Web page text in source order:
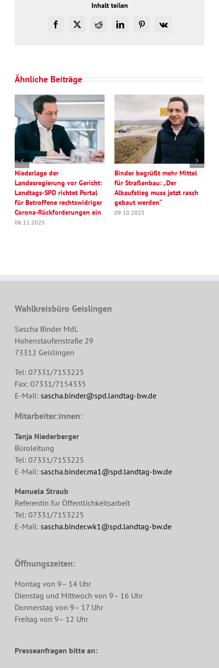
Inhalt teilen
Facebook
X RedditLinkedInPinterest
Vk
Ähnliche Beiträge
Niederlage der
Landesregierung vor Gericht:
Landtags-SPD richtet Portal
für Betroffene rechtswidriger
Corona-Rückforderungen ein
06.11.2025
Binder begrüßt mehr Mittel
für Straßenbau: „Der
Albaufstieg muss jetzt rasch
gebaut werden“
09.10.2025
Wahlkreisbüro Geislingen
Sascha Binder MdL
Hohenstaufenstraße 29
73312 Geislingen
Tel: 07331/7153225
Fax: 07331/7154335
E-Mail: sascha.binder@spd.landtag-bw.de
Mitarbeiter:innen:
Tanja Niederberger
Büroleitung
Tel: 07331/7153225
E-Mail: sascha.binder.ma1@spd.landtag-bw.de
Manuela Straub
Referentin für Öffentlichkeitsarbeit
Tel: 07331/7153225
E-Mail: sascha.binder.wk1@spd.landtag-bw.de
Öffnungszeiten:
Montag von 9– 14 Uhr
Dienstag und Mittwoch von 9– 16 Uhr
Donnerstag von 9– 17 Uhr
Freitag von 9– 12 Uhr
Presseanfragen bitte an: